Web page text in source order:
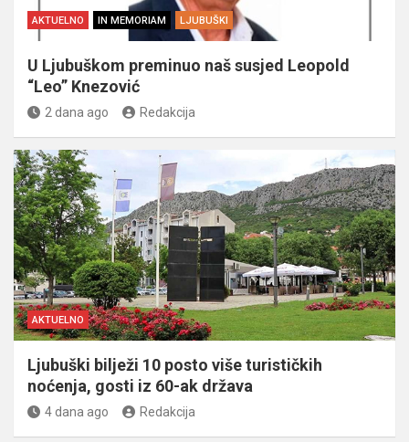
AKTUELNO IN MEMORIAM LJUBUŠKI
U Ljubuškom preminuo naš susjed Leopold
“Leo” Knezović
2 dana ago Redakcija
AKTUELNO
Ljubuški bilježi 10 posto više turističkih
noćenja, gosti iz 60-ak država
4 dana ago Redakcija